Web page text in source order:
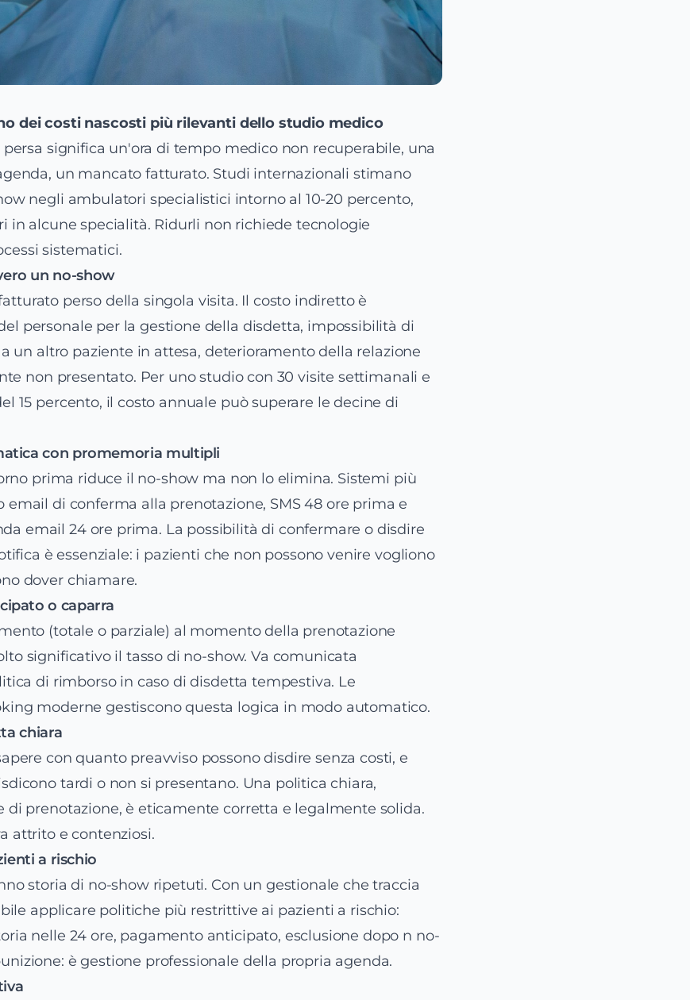
dei costi nascosti più rilevanti dello studio medico
persa significa un'ora di tempo medico non recuperabile, una
un mancato fatturato. Studi internazionali stimano
negli ambulatori specialistici intorno al 10-20 percento,
in alcune specialità. Ridurli non richiede tecnologie
sistematici.
un no-show
perso della singola visita. Il costo indiretto è
personale per la gestione della disdetta, impossibilità di
un altro paziente in attesa, deterioramento della relazione
non presentato. Per uno studio con 30 visite settimanali e
15 percento, il costo annuale può superare le decine di
con promemoria multipli
prima riduce il no-show ma non lo elimina. Sistemi più
email di conferma alla prenotazione, SMS 48 ore prima e
email 24 ore prima. La possibilità di confermare o disdire
è essenziale: i pazienti che non possono venire vogliono
dover chiamare.
o caparra
(totale o parziale) al momento della prenotazione
significativo il tasso di no-show. Va comunicata
di rimborso in caso di disdetta tempestiva. Le
moderne gestiscono questa logica in modo automatico.
chiara
con quanto preavviso possono disdire senza costi, e
tardi o non si presentano. Una politica chiara,
di prenotazione, è eticamente corretta e legalmente solida.
attrito e contenziosi.
a rischio
storia di no-show ripetuti. Con un gestionale che traccia
applicare politiche più restrittive ai pazienti a rischio:
nelle 24 ore, pagamento anticipato, esclusione dopo n no-
è gestione professionale della propria agenda.